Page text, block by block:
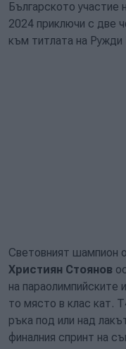
Българското участие
2024 приключи с две
към титлата на
Световният шампион
Християн Стоянов
на параолимпийските
то място в клас кат.
ръка под или над
финалния спринт на